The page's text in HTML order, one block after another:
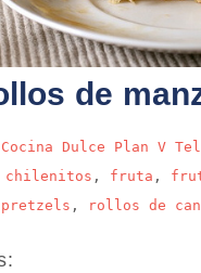
de
Cocina Dulce Plan V
chilenitos , fruta ,
pretzels , rollos de